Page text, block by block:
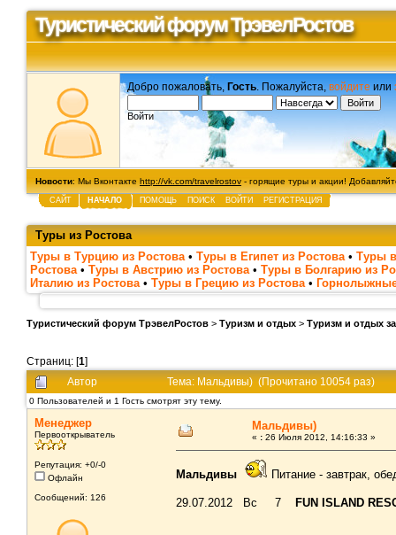
Туристический форум ТрэвелРостов
Добро пожаловать, Гость . Пожалуйста, войдите или
Войти
Новости: Мы Вконтакте http://vk.com/travelrostov - горящие туры и акции!
САЙТ НАЧАЛО ПОМОЩЬ ПОИСК ВОЙТИ РЕГИСТРАЦИЯ
Туры из Ростова
Туры в Турцию из Ростова • Туры в Египет из Ростова • Туры
Ростова • Туры в Австрию из Ростова • Туры в Болгарию из
Италию из Ростова • Туры в Грецию из Ростова •
Туристический форум ТрэвелРостов > Туризм и отдых > Туризм и отдых
Страниц: [1]
Автор
Тема: Мальдивы) (Прочитано 10054 раз)
0 Пользователей и 1 Гость смотрят эту тему.
Менеджер
Первооткрыватель
Репутация: +0/-0
Офлайн
Сообщений: 126
Мальдивы)
« : 26 Июля 2012, 14:16:33 »
Мальдивы Питание - завтрак,
29.07.2012 Вс 7 FUN ISLAND